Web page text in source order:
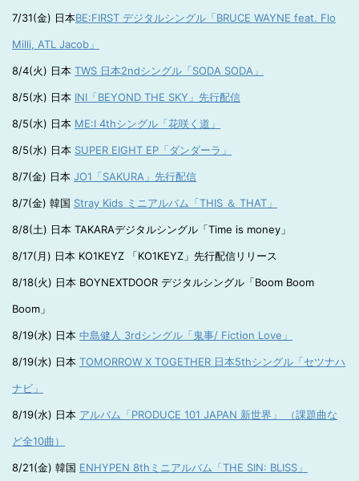
7/31(金) 日本BE:FIRST デジタルシングル「BRUCE WAYNE feat. Flo
Milli, ATL Jacob」
8/4(火) 日本 TWS 日本2ndシングル「SODA SODA」
8/5(水) 日本 INI「BEYOND THE SKY」先行配信
8/5(水) 日本 ME:I 4thシングル「花咲く道」
8/5(水) 日本 SUPER EIGHT EP「ダンダーラ」
8/7(金) 日本 JO1「SAKURA」先行配信
8/7(金) 韓国 Stray Kids ミニアルバム「THIS ＆ THAT」
8/8(土) 日本 TAKARAデジタルシングル「Time is money」
8/17(月) 日本 KO1KEYZ 「KO1KEYZ」先行配信リリース
8/18(火) 日本 BOYNEXTDOOR デジタルシングル「Boom Boom
Boom」
8/19(水) 日本 中島健人 3rdシングル「鬼事/ Fiction Love」
8/19(水) 日本 TOMORROW X TOGETHER 日本5thシングル「セツナハ
ナビ」
8/19(水) 日本 アルバム「PRODUCE 101 JAPAN 新世界」 （課題曲な
ど全10曲）
8/21(金) 韓国 ENHYPEN 8thミニアルバム「THE SIN: BLISS」